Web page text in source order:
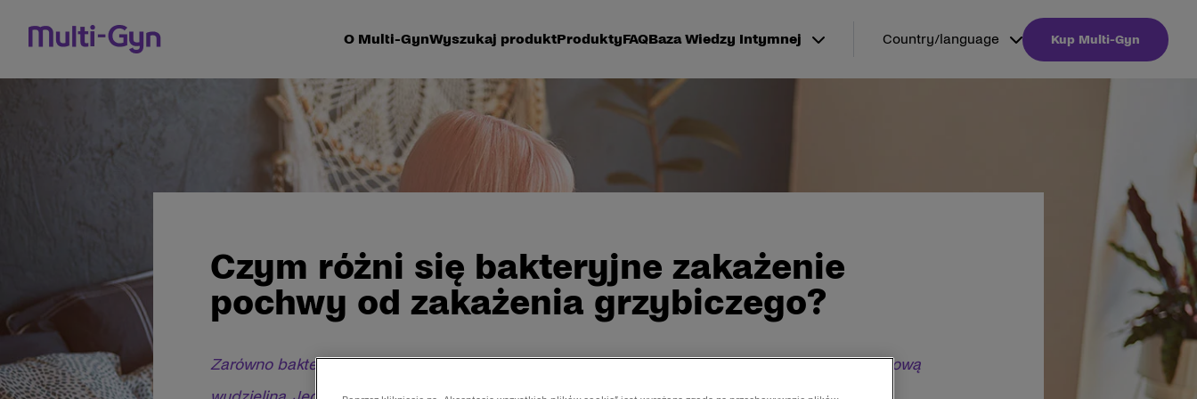
O Multi-GynWyszukaj produktProduktyFAQBaza Wiedzy Intymnej Country/language Kup Multi-Gyn
Czym różni się bakteryjne zakażenie
pochwy od zakażenia grzybiczego?
Zarówno bakteryjne zakażenie pochwy, jak i zakażenie grzybicze charakteryzuje się nieprawidłową